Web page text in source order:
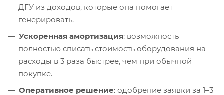
ДГУ из доходов, которые она помогает
генерировать.
Ускоренная амортизация: возможность
полностью списать стоимость оборудования на
расходы в 3 раза быстрее, чем при обычной
покупке.
Оперативное решение: одобрение заявки за 1–3